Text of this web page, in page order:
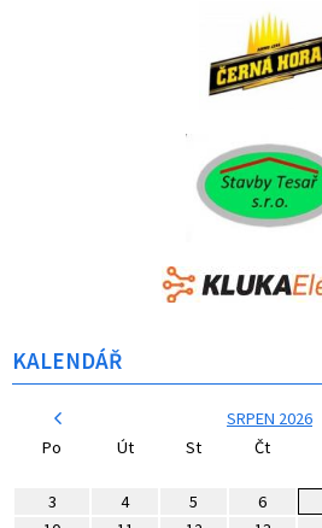
KALENDÁŘ
SRPEN 2026
Po
Út St Čt
3
4 5 6